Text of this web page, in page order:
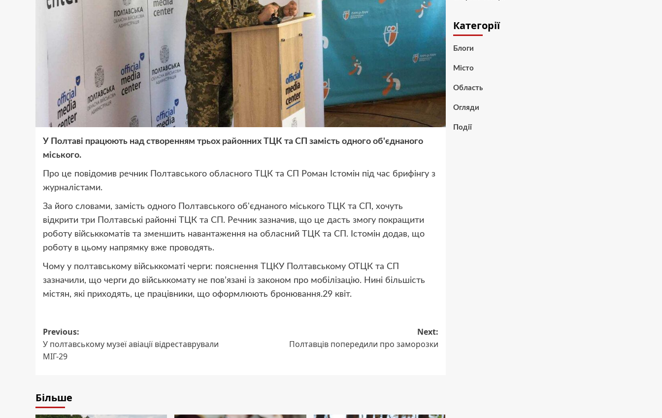
У Полтаві працюють над створенням трьох районних ТЦК та СП замість одного об'єднаного
міського.
Про це повідомив речник Полтавського обласного ТЦК та СП Роман Істомін під час брифінгу з
журналістами.
За його словами, замість одного Полтавського об'єднаного міського ТЦК та СП, хочуть
відкрити три Полтавські районні ТЦК та СП. Речник зазначив, що це дасть змогу покращити
роботу військкоматів та зменшить навантаження на обласний ТЦК та СП. Істомін додав, що
роботу в цьому напрямку вже проводять.
Чому у полтавському військкоматі черги: пояснення ТЦКУ Полтавському ОТЦК та СП
зазначили, що черги до військкомату не повʼязані із законом про мобілізацію. Нині більшість
містян, які приходять, це працівники, що оформлюють бронювання.29 квіт.
Post
navigation
Previous:
У полтавському музеї авіації відреставрували
МІГ-29
Next:
Полтавців попередили про заморозки
Більше
Категорії
Блоги
Місто
Область
Огляди
Події